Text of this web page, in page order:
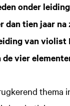
onder
dan tien jaar
van violist
vier
thema